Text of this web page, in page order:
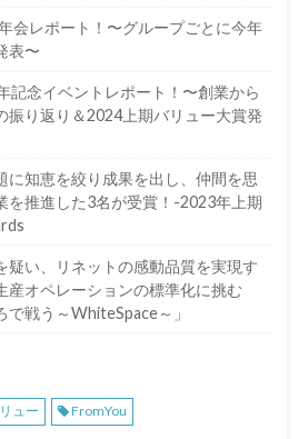
会レポート！〜グループごとに今年
表〜
記念イベントレポート！〜創業から
振り返り＆2024上期バリュー大賞発
に知恵を絞り成果を出し、仲間を思
を推進した3名が受賞！-2023年上期
疑い、リネットの感動品質を実現す
産オペレーションの標準化に挑む
で戦う～WhiteSpace～」
ュー FromYou